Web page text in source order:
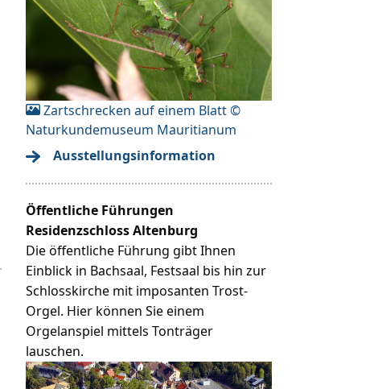
Zartschrecken auf einem Blatt ©
Naturkundemuseum Mauritianum
Ausstellungsinformation
Öffentliche Führungen
Residenzschloss Altenburg
Die öffentliche Führung gibt Ihnen
Einblick in Bachsaal, Festsaal bis hin zur
Schlosskirche mit imposanten Trost-
Orgel. Hier können Sie einem
Orgelanspiel mittels Tonträger
lauschen.